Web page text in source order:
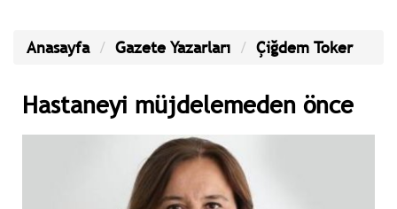
Anasayfa Gazete Yazarları Çiğdem Toker
Hastaneyi müjdelemeden önce